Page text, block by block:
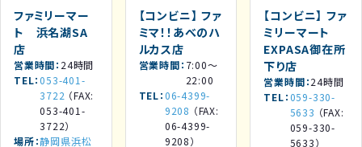
ファミリーマー
ト 浜名湖SA
店
営業時間 24時間
TEL 053-401-
3722 （FAX:
053-401-
3722）
場所 静岡県浜松
【コンビニ】 ファ
ミマ！！あべのハ
ルカス店
営業時間 7:00～
22:00
TEL 06-4399-
9208 （FAX:
06-4399-
9208）
【コンビニ】 ファ
ミリーマート
EXPASA御在所
下り店
営業時間 24時間
TEL 059-330-
5633 （FAX:
059-330-
5633）